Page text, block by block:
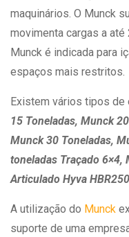
maquinários. O Munck
movimenta cargas a
Munck é indicada para
espaços mais restritos.
Existem vários tipos de
15 Toneladas, Munck
Munck 30 Toneladas,
toneladas Traçado 6×4,
Articulado Hyva
A utilização do Munck
suporte de uma